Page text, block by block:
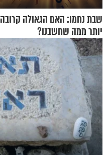
שבת נחמו: האם הגאולה קרובה
יותר ממה שחשבנו?